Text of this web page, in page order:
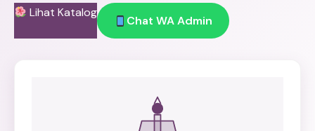
Lihat Katalog
Chat WA Admin